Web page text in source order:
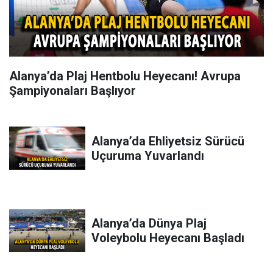
Alanya’da Plaj Hentbolu Heyecanı! Avrupa
Şampiyonaları Başlıyor
Alanya’da Ehliyetsiz Sürücü
Uçuruma Yuvarlandı
Alanya’da Dünya Plaj
Voleybolu Heyecanı Başladı